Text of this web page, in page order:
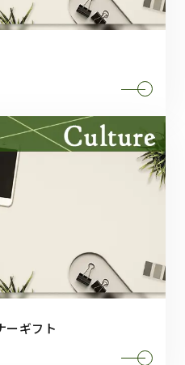
ーギフト